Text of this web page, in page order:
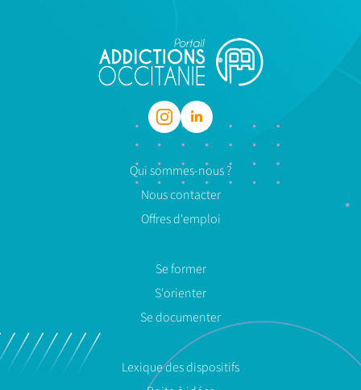
Qui sommes-nous ?
Nous contacter
Offres d'emploi
Se former
S'orienter
Se documenter
Lexique des dispositifs